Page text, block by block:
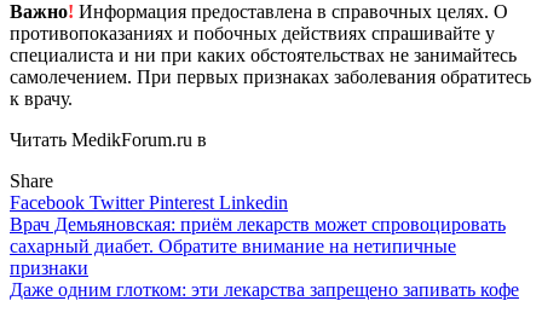
Важно! Информация предоставлена в справочных целях. О
противопоказаниях и побочных действиях спрашивайте у
специалиста и ни при каких обстоятельствах не занимайтесь
самолечением. При первых признаках заболевания обратитесь
к врачу.
Читать MedikForum.ru в
Share
Facebook TwitterPinterest Linkedin
Навигация
по
записям
Врач Демьяновская: приём лекарств может спровоцировать
сахарный диабет. Обратите внимание на нетипичные
признаки
Даже одним глотком: эти лекарства запрещено запивать кофе